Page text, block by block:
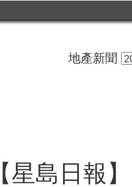
地產新聞
【星島日報